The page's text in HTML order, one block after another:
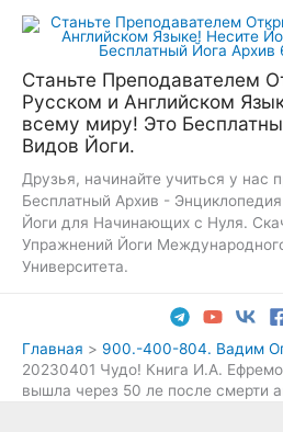
Перейти
Станьте Преподавателем
Русском и Английском
всему миру! Это
Видов Йоги.
Друзья, начинайте учиться у нас
Бесплатный Архив -
Йоги для Начинающих с Нуля.
Упражнений Йоги
Университета.
Главная
900.-400-804. Вадим
20230401 Чудо! Книга И.А.
вышла через 50 ле после смерти